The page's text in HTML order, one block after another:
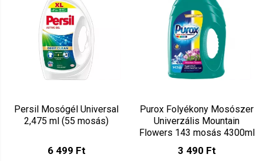
Persil Mosógél Universal
2,475 ml (55 mosás)
6 499 Ft
Purox Folyékony Mosószer
Univerzális Mountain
Flowers 143 mosás 4300ml
3 490 Ft